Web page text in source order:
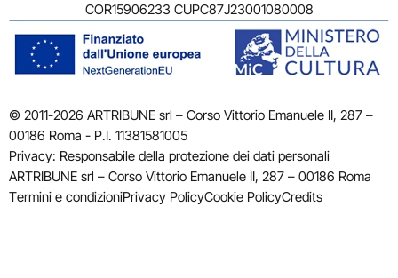
COR15906233 CUPC87J23001080008
© 2011-2026 ARTRIBUNE srl – Corso Vittorio Emanuele II, 287 –
00186 Roma - P.I. 11381581005
Privacy: Responsabile della protezione dei dati personali
ARTRIBUNE srl – Corso Vittorio Emanuele II, 287 – 00186 Roma
Termini e condizioniPrivacy PolicyCookie PolicyCredits